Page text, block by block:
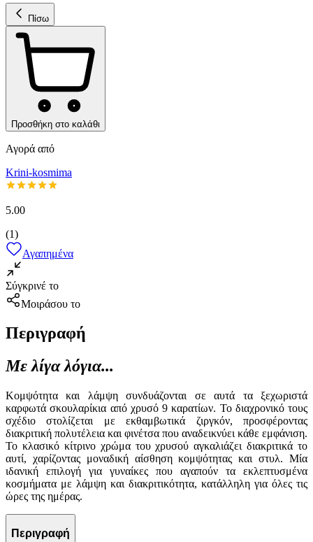
Πίσω
Προσθήκη στο καλάθι
Αγορά από
Krini-kosmima
5.00
(1)
Αγαπημένα
Σύγκρινέ το
Μοιράσου το
Περιγραφή
Με λίγα λόγια...
Κομψότητα και λάμψη συνδυάζονται σε αυτά τα ξεχωριστά
καρφωτά σκουλαρίκια από χρυσό 9 καρατίων. Το διαχρονικό τους
σχέδιο στολίζεται με εκθαμβωτικά ζιργκόν, προσφέροντας
διακριτική πολυτέλεια και φινέτσα που αναδεικνύει κάθε εμφάνιση.
Το κλασικό κίτρινο χρώμα του χρυσού αγκαλιάζει διακριτικά το
αυτί, χαρίζοντας μοναδική αίσθηση κομψότητας και στυλ. Μία
ιδανική επιλογή για γυναίκες που αγαπούν τα εκλεπτυσμένα
κοσμήματα με λάμψη και διακριτικότητα, κατάλληλη για όλες τις
ώρες της ημέρας.
Περιγραφή